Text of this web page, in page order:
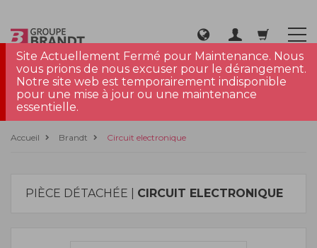
Site Actuellement Fermé pour Maintenance. Nous
vous prions de nous excuser pour le dérangement.
Notre site web est temporairement indisponible
pour une mise à jour ou une maintenance
essentielle.
Accueil Brandt Circuit electronique
PIÈCE DÉTACHÉE | CIRCUIT ELECTRONIQUE